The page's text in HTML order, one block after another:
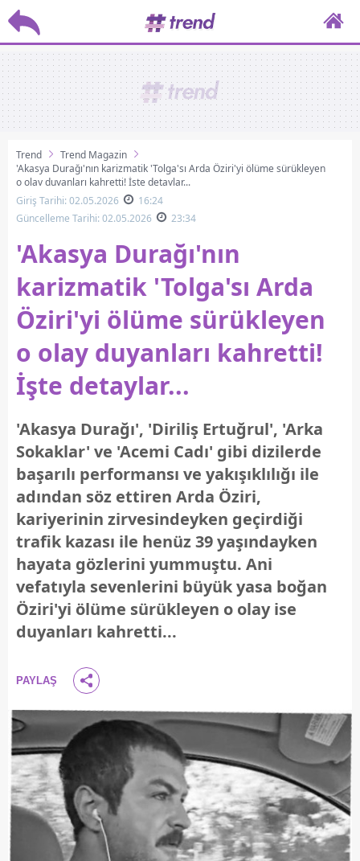
Trend
Trend Magazin
'Akasya Durağı'nın karizmatik 'Tolga'sı Arda Öziri'yi ölüme sürükleyen
o olay duyanları kahretti! İşte detaylar...
Giriş Tarihi: 02.05.2026
16:24
Güncelleme Tarihi: 02.05.2026
23:34
'Akasya Durağı'nın
karizmatik 'Tolga'sı Arda
Öziri'yi ölüme sürükleyen
o olay duyanları kahretti!
İşte detaylar...
'Akasya Durağı', 'Diriliş Ertuğrul', 'Arka
Sokaklar' ve 'Acemi Cadı' gibi dizilerde
başarılı performansı ve yakışıklılığı ile
adından söz ettiren Arda Öziri,
kariyerinin zirvesindeyken geçirdiği
trafik kazası ile henüz 39 yaşındayken
hayata gözlerini yummuştu. Ani
vefatıyla sevenlerini büyük yasa boğan
Öziri'yi ölüme sürükleyen o olay ise
duyanları kahretti...
PAYLAŞ